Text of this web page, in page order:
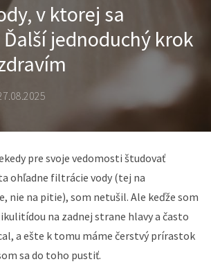
v ktorej sa
jednoduchý krok
pre svoje vedomosti študovať
ohľadne filtrácie vody (tej na
nie na pitie), som netušil. Ale keďže som
na zadnej strane hlavy a často
a ešte k tomu máme čerstvý prírastok
sa do toho pustiť.